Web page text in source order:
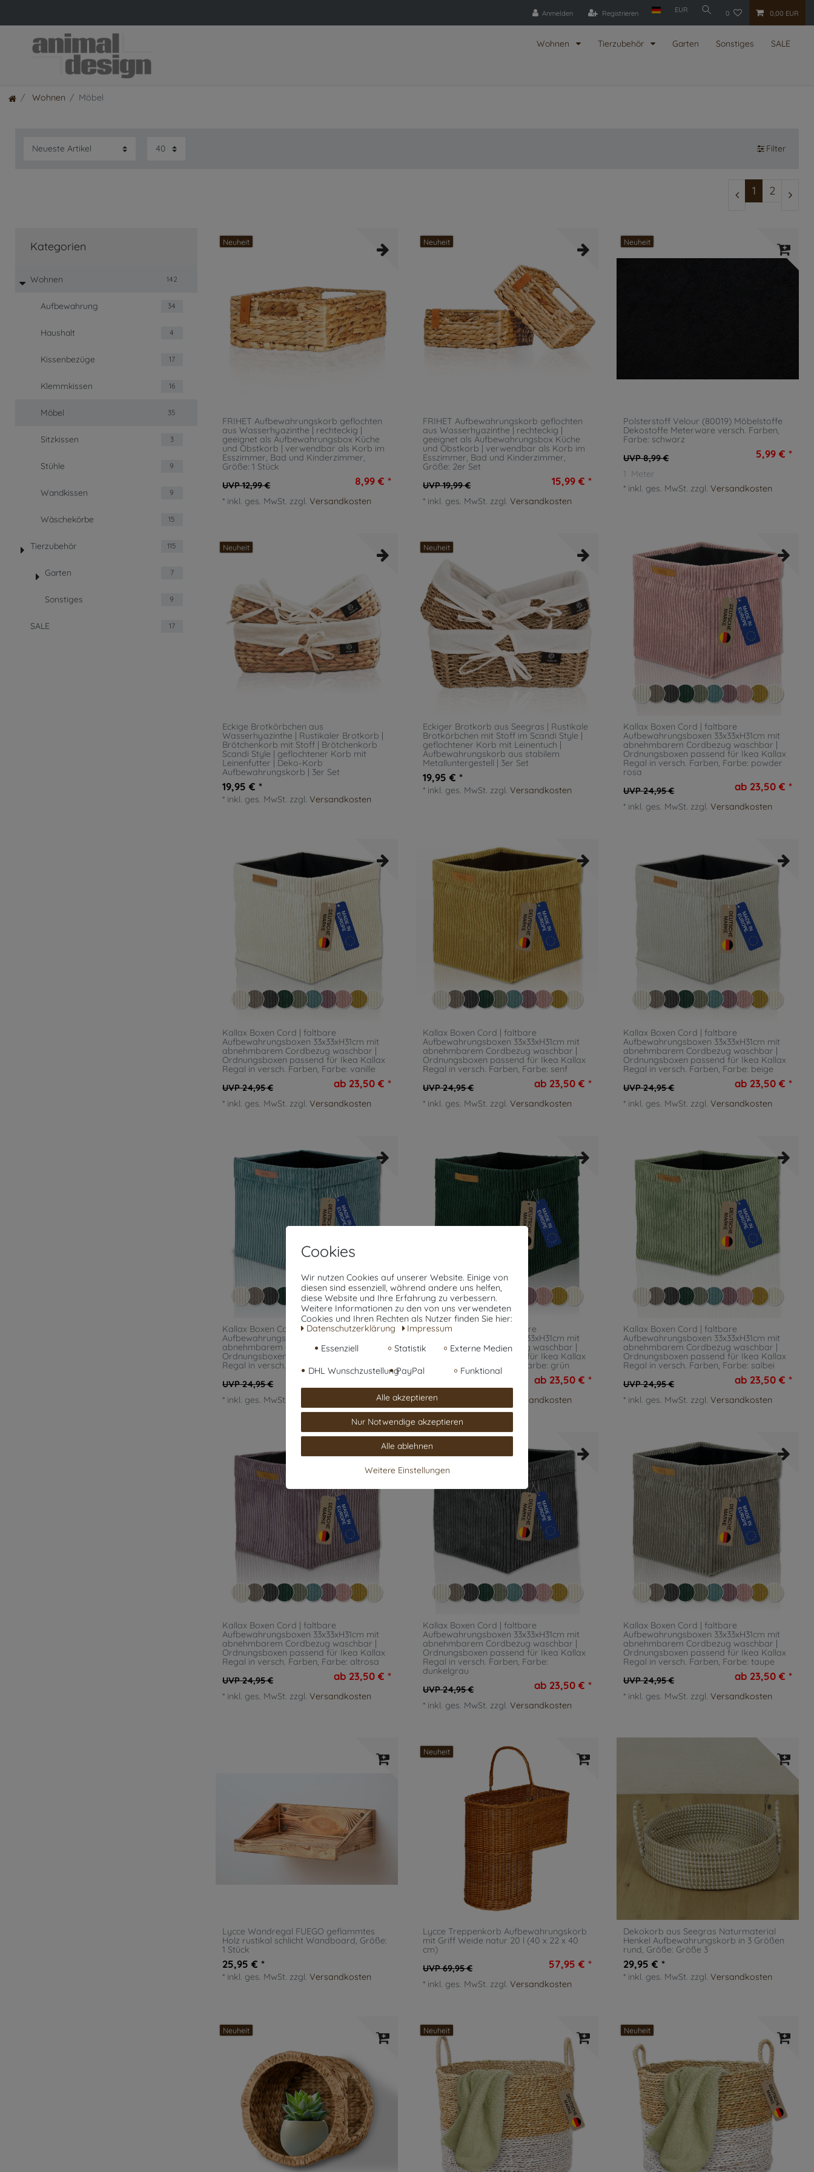
Anmelden Registrieren EUR 0 0,00 EUR
Wohnen Tierzubehör Garten Sonstiges SALE
Wohnen Möbel
Filter
1 2
Kategorien
Wohnen 142
Aufbewahrung 34
Haushalt 4
Kissenbezüge 17
Klemmkissen 16
Möbel 35
Sitzkissen 3
Stühle 9
Wandkissen 9
Wäschekörbe 15
Tierzubehör 115
Garten 7
Sonstiges 9
SALE 17
Neuheit
FRIHET Aufbewahrungskorb geflochten
aus Wasserhyazinthe | rechteckig |
geeignet als Aufbewahrungsbox Küche
und Obstkorb | verwendbar als Korb im
Esszimmer, Bad und Kinderzimmer,
Größe: 1 Stück
UVP 12,99 € 8,99 € *
* inkl. ges. MwSt. zzgl.Versandkosten
Neuheit
FRIHET Aufbewahrungskorb geflochten
aus Wasserhyazinthe | rechteckig |
geeignet als Aufbewahrungsbox Küche
und Obstkorb | verwendbar als Korb im
Esszimmer, Bad und Kinderzimmer,
Größe: 2er Set
UVP 19,99 € 15,99 € *
* inkl. ges. MwSt. zzgl.Versandkosten
Neuheit
Polsterstoff Velour (80019) Möbelstoffe
Dekostoffe Meterware versch. Farben,
Farbe: schwarz
UVP 8,99 € 5,99 € *
1
Meter
* inkl. ges. MwSt. zzgl.Versandkosten
Neuheit
Eckige Brotkörbchen aus
Wasserhyazinthe | Rustikaler Brotkorb |
Brötchenkorb mit Stoff | Brötchenkorb
Scandi Style | geflochtener Korb mit
Leinenfutter | Deko-Korb
Aufbewahrungskorb | 3er Set
19,95 € *
* inkl. ges. MwSt. zzgl.Versandkosten
Neuheit
Eckiger Brotkorb aus Seegras | Rustikale
Brotkörbchen mit Stoff im Scandi Style |
geflochtener Korb mit Leinentuch |
Aufbewahrungskorb aus stabilem
Metalluntergestell | 3er Set
19,95 € *
* inkl. ges. MwSt. zzgl.Versandkosten
Kallax Boxen Cord | faltbare
Aufbewahrungsboxen 33x33xH31cm mit
abnehmbarem Cordbezug waschbar |
Ordnungsboxen passend für Ikea Kallax
Regal in versch. Farben, Farbe: powder
rosa
UVP 24,95 € ab 23,50 € *
* inkl. ges. MwSt. zzgl.Versandkosten
Kallax Boxen Cord | faltbare
Aufbewahrungsboxen 33x33xH31cm mit
abnehmbarem Cordbezug waschbar |
Ordnungsboxen passend für Ikea Kallax
Regal in versch. Farben , Farbe: vanille
UVP 24,95 € ab 23,50 € *
* inkl. ges. MwSt. zzgl.Versandkosten
Kallax Boxen Cord | faltbare
Aufbewahrungsboxen 33x33xH31cm mit
abnehmbarem Cordbezug waschbar |
Ordnungsboxen passend für Ikea Kallax
Regal in versch. Farben , Farbe: senf
UVP 24,95 € ab 23,50 € *
* inkl. ges. MwSt. zzgl.Versandkosten
Kallax Boxen Cord | faltbare
Aufbewahrungsboxen 33x33xH31cm mit
abnehmbarem Cordbezug waschbar |
Ordnungsboxen passend für Ikea Kallax
Regal in versch. Farben , Farbe: beige
UVP 24,95 € ab 23,50 € *
* inkl. ges. MwSt. zzgl.Versandkosten
Kallax Boxen Cord | faltbare
Aufbewahrungsboxen 33x33xH31cm mit
abnehmbarem Cordbezug waschbar |
Ordnungsboxen passend für Ikea Kallax
Regal in versch. Farben , Farbe: türkis
UVP 24,95 €
* inkl. ges. MwSt.
Kallax Boxen Cord | faltbare
Aufbewahrungsboxen 33x33xH31cm mit
abnehmbarem Cordbezug waschbar |
Ordnungsboxen passend für Ikea Kallax
Regal in versch. Farben
, Farbe: grün
ab 23,50 € *
*inkl. ges. MwSt. Versandkosten
Kallax Boxen Cord | faltbare
Aufbewahrungsboxen 33x33xH31cm mit
abnehmbarem Cordbezug waschbar |
Ordnungsboxen passend für Ikea Kallax
Regal in versch. Farben, Farbe: salbei
UVP 24,95 € ab 23,50 € *
* inkl. ges. MwSt. zzgl.Versandkosten
Kallax Boxen Cord | faltbare
Aufbewahrungsboxen 33x33xH31cm mit
abnehmbarem Cordbezug waschbar |
Ordnungsboxen passend für Ikea Kallax
Regal in versch. Farben, Farbe: altrosa
UVP 24,95 € ab 23,50 € *
* inkl. ges. MwSt. zzgl.Versandkosten
Kallax Boxen Cord | faltbare
Aufbewahrungsboxen 33x33xH31cm mit
abnehmbarem Cordbezug waschbar |
Ordnungsboxen passend für Ikea Kallax
Regal in versch. Farben, Farbe:
dunkelgrau
UVP 24,95 € ab 23,50 € *
* inkl. ges. MwSt. zzgl.Versandkosten
Kallax Boxen Cord | faltbare
Aufbewahrungsboxen 33x33xH31cm mit
abnehmbarem Cordbezug waschbar |
Ordnungsboxen passend für Ikea Kallax
Regal in versch. Farben, Farbe: taupe
UVP 24,95 € ab 23,50 € *
* inkl. ges. MwSt. zzgl.Versandkosten
Lycce Wandregal FUEGO geflammtes
Holz rustikal schlicht Wandboard, Größe:
1 Stück
25,95 € *
* inkl. ges. MwSt. zzgl.Versandkosten
Neuheit
Lycce Treppenkorb Aufbewahrungskorb
mit Griff Weide natur 20 l (40 x 22 x 40
cm)
UVP 69,95 € 57,95 € *
* inkl. ges. MwSt. zzgl.Versandkosten
Dekokorb aus Seegras Naturmaterial
Henkel Aufbewahrungskorb in 3 Größen
rund, Größe: Größe 3
29,95 € *
* inkl. ges. MwSt. zzgl.Versandkosten
Neuheit Neuheit Neuheit
Cookies
Wir nutzen Cookies auf unserer Website. Einige von
diesen sind essenziell, während andere uns helfen,
diese Website und Ihre Erfahrung zu verbessern.
Weitere Informationen zu den von uns verwendeten
Cookies und Ihren Rechten als Nutzer finden Sie hier:
Daten­schutz­erklärung
Impressum
Essenziell
Statistik Externe Medien
DHL WunschzustellungPayPal Funktional
Alle akzeptieren
Nur Notwendige akzeptieren
Alle ablehnen
Weitere Einstellungen